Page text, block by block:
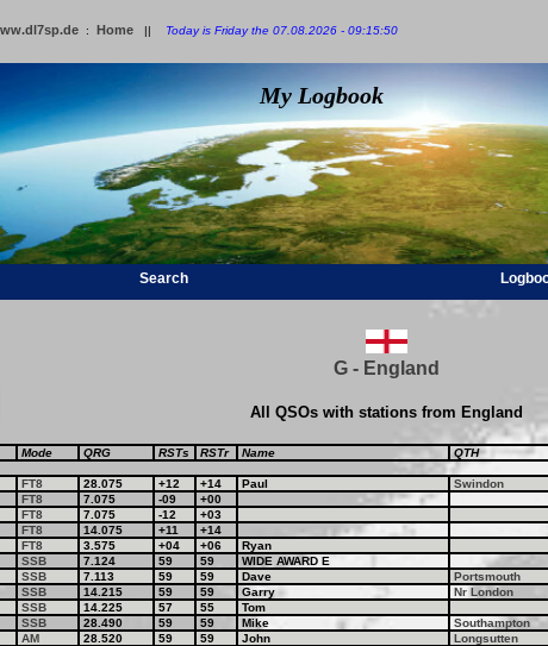
: Home || Today is Friday the 07.08.2026 - 09:15:50
My Logbook
Search
G - England
All QSOs with stations from England
Mode QRG RSTs RSTr Name QTH
FT8 28.075 +12 +14 Paul Swindon
FT8 7.075 -09 +00
FT8 7.075 -12 +03
FT8 14.075 +11 +14
FT8 3.575 +04 +06 Ryan
SSB 7.124 59 59 WIDE AWARD E
SSB 7.113 59 59 Dave Portsmouth
SSB 14.215 59 59 Garry Nr London
SSB 14.225 57 55 Tom
SSB 28.490 59 59 Mike Southampton
AM 28.520 59 59 John Longsutten